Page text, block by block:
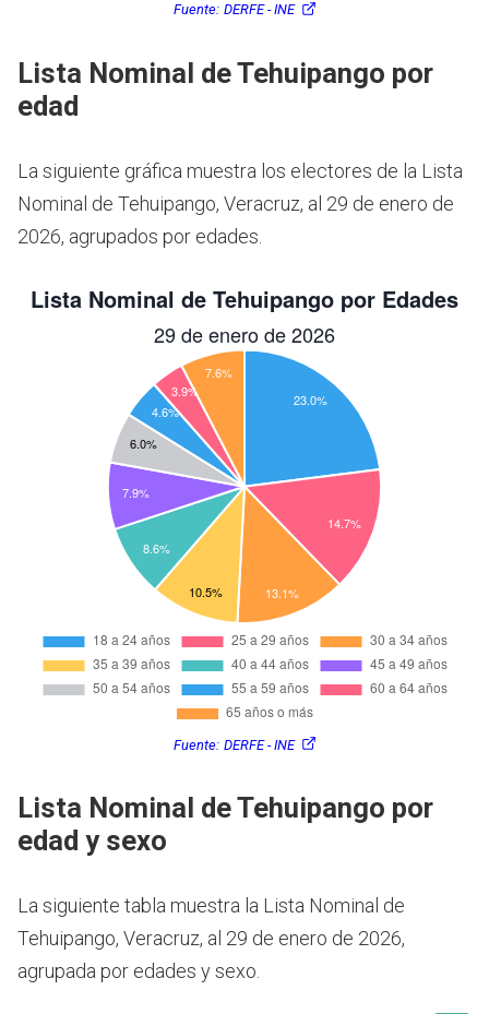
Fuente: DERFE - INE
Lista Nominal de Tehuipango por
edad
La siguiente gráfica muestra los electores de la Lista
Nominal de Tehuipango, Veracruz, al 29 de enero de
2026, agrupados por edades.
Fuente: DERFE - INE
Lista Nominal de Tehuipango por
edad y sexo
La siguiente tabla muestra la Lista Nominal de
Tehuipango, Veracruz, al 29 de enero de 2026,
agrupada por edades y sexo.